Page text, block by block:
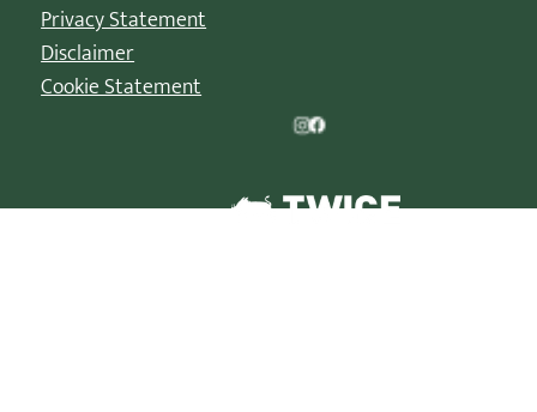
Privacy Statement
Disclaimer
Cookie Statement